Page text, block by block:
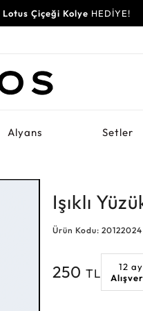
Lotus Çiçeği Kolye HEDİYE!
Alyans Setler
Işıklı
Ürün Kodu: 20122024
250TL
12